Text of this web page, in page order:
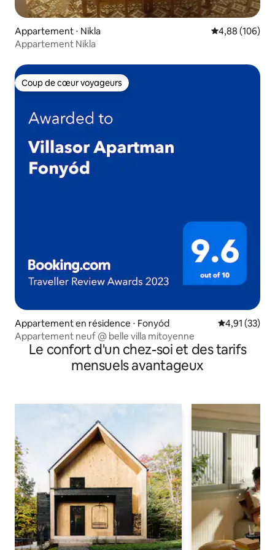
Appartement ⋅ Nikla Évaluation
4,88 (106)
Appartement Nikla
Coup de cœur voyageurs
Coup de cœur voyageurs
Appartement en résidence ⋅ Fonyód Évaluation
4,91 (33)
Appartement neuf @ belle villa mitoyenne
Le confort d'un chez-soi et des tarifs
mensuels avantageux